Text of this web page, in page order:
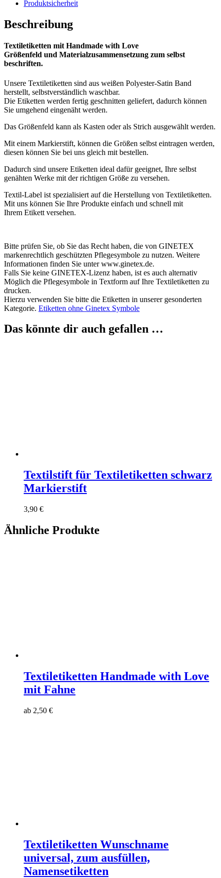
Produktsicherheit
Beschreibung
Textiletiketten mit Handmade with Love
Größenfeld und Materialzusammensetzung zum selbst
beschriften.
Unsere Textiletiketten sind aus weißen Polyester-Satin Band
herstellt, selbstverständlich waschbar.
Die Etiketten werden fertig geschnitten geliefert, dadurch können
Sie umgehend eingenäht werden.
Das Größenfeld kann als Kasten oder als Strich ausgewählt werden.
Mit einem Markierstift, können die Größen selbst eintragen werden,
diesen können Sie bei uns gleich mit bestellen.
Dadurch sind unsere Etiketten ideal dafür geeignet, Ihre selbst
genähten Werke mit der richtigen Größe zu versehen.
Textil-Label ist spezialisiert auf die Herstellung von Textiletiketten.
Mit uns können Sie Ihre Produkte einfach und schnell mit
Ihrem Etikett versehen.
Bitte prüfen Sie, ob Sie das Recht haben, die von GINETEX
markenrechtlich geschützten Pflegesymbole zu nutzen. Weitere
Informationen finden Sie unter www.ginetex.de.
Falls Sie keine GINETEX-Lizenz haben, ist es auch alternativ
Möglich die Pflegesymbole in Textform auf Ihre Textiletiketten zu
drucken.
Hierzu verwenden Sie bitte die Etiketten in unserer gesonderten
Kategorie. Etiketten ohne Ginetex Symbole
Das könnte dir auch gefallen …
Textilstift für Textiletiketten schwarz
Markierstift
3,90 €
Ähnliche Produkte
Textiletiketten Handmade with Love
mit Fahne
ab 2,50 €
Textiletiketten Wunschname
universal, zum ausfüllen,
Namensetiketten